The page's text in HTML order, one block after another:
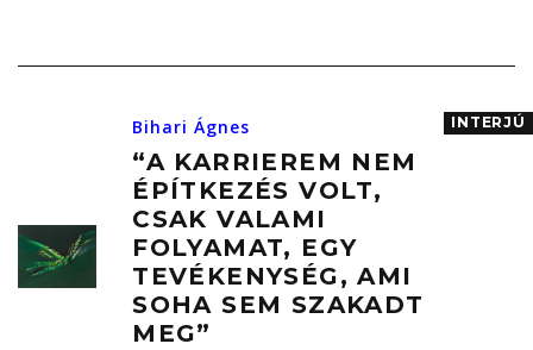
Bihari Ágnes
“A KARRIEREM NEM
ÉPÍTKEZÉS VOLT,
CSAK VALAMI
FOLYAMAT, EGY
TEVÉKENYSÉG, AMI
SOHA SEM SZAKADT
MEG”
INTERJÚ